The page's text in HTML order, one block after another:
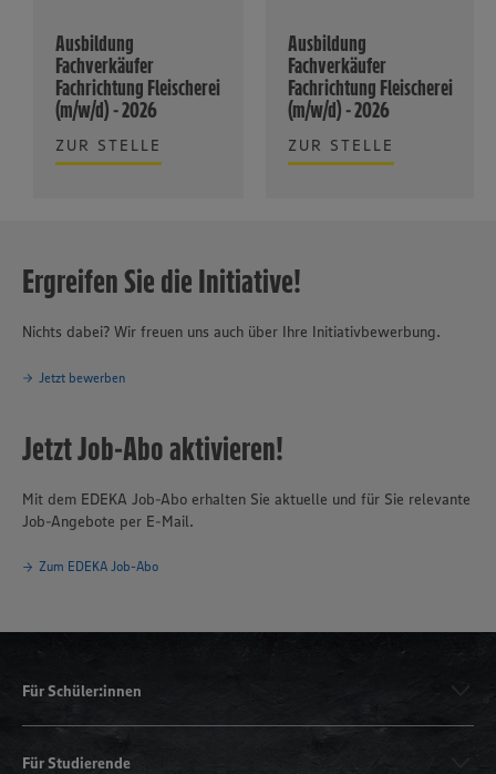
Ausbildung
Fachverkäufer
Fachrichtung Fleischerei
(m/w/d) - 2026
ZUR STELLE
Ausbildung
Fachverkäufer
Fachrichtung Fleischerei
(m/w/d) - 2026
ZUR STELLE
Ergreifen Sie die Initiative!
Nichts dabei? Wir freuen uns auch über Ihre Initiativbewerbung.
Jetzt bewerben
Jetzt Job-Abo aktivieren!
Mit dem EDEKA Job-Abo erhalten Sie aktuelle und für Sie relevante
Job-Angebote per E-Mail.
Zum EDEKA Job-Abo
Für Schüler:innen
Für Studierende